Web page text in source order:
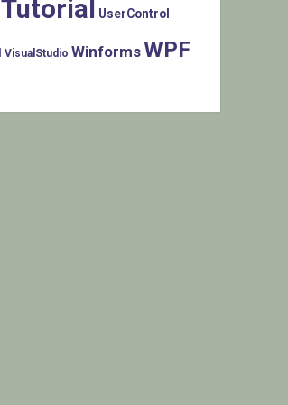
Tutorial UserControl
VisualStudio WinformsWPF